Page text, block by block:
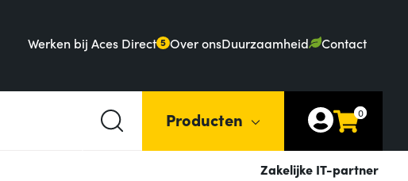
Werken bij Aces Direct 5 Over onsDuurzaamheid Contact
Producten 0
Zakelijke IT-partner